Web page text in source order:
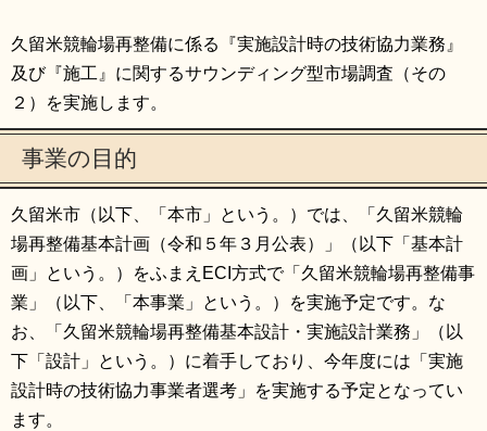
久留米競輪場再整備に係る『実施設計時の技術協力業務』
及び『施工』に関するサウンディング型市場調査（その
２）を実施します。
事業の目的
久留米市（以下、「本市」という。）では、「久留米競輪
場再整備基本計画（令和５年３月公表）」（以下「基本計
画」という。）をふまえECI方式で「久留米競輪場再整備事
業」（以下、「本事業」という。）を実施予定です。な
お、「久留米競輪場再整備基本設計・実施設計業務」（以
下「設計」という。）に着手しており、今年度には「実施
設計時の技術協力事業者選考」を実施する予定となってい
ます。